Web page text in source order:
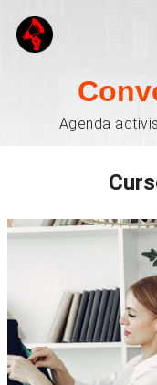
Agenda